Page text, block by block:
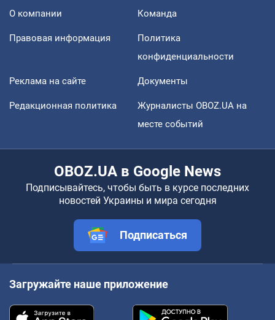
О компании Команда
Правовая информация
Политика
конфиденциальности
Реклама на сайте Документы
Редакционная политика
Журналисты OBOZ.UA на
месте событий
OBOZ.UA в Google News
Подписывайтесь, чтобы быть в курсе последних
новостей Украины и мира сегодня
Подписаться
Загружайте наше приложение